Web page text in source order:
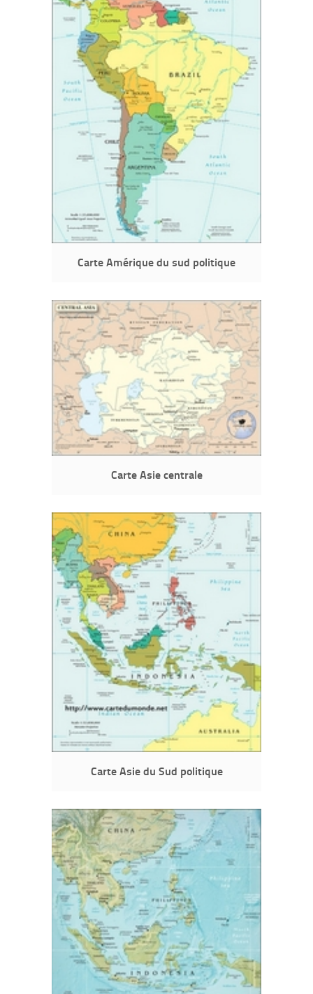
Carte Amérique du sud politique
Carte Asie centrale
Carte Asie du Sud politique